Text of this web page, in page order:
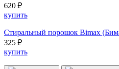
620 ₽
купить
Стиральный порошок Bimax
325 ₽
купить